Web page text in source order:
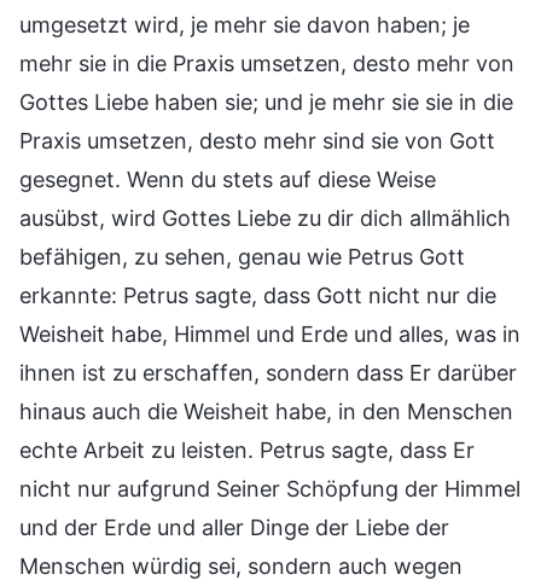
umgesetzt wird, je mehr sie davon haben; je
mehr sie in die Praxis umsetzen, desto mehr von
Gottes Liebe haben sie; und je mehr sie sie in die
Praxis umsetzen, desto mehr sind sie von Gott
gesegnet. Wenn du stets auf diese Weise
ausübst, wird Gottes Liebe zu dir dich allmählich
befähigen, zu sehen, genau wie Petrus Gott
erkannte: Petrus sagte, dass Gott nicht nur die
Weisheit habe, Himmel und Erde und alles, was in
ihnen ist zu erschaffen, sondern dass Er darüber
hinaus auch die Weisheit habe, in den Menschen
echte Arbeit zu leisten. Petrus sagte, dass Er
nicht nur aufgrund Seiner Schöpfung der Himmel
und der Erde und aller Dinge der Liebe der
Menschen würdig sei, sondern auch wegen